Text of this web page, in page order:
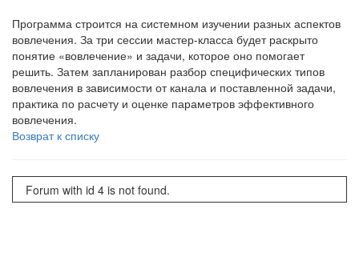
Программа строится на системном изучении разных аспектов
вовлечения. За три сессии мастер-класса будет раскрыто
понятие «вовлечение» и задачи, которое оно помогает
решить. Затем запланирован разбор специфических типов
вовлечения в зависимости от канала и поставленной задачи,
практика по расчету и оценке параметров эффективного
вовлечения.
Возврат к списку
Forum with id 4 is not found.